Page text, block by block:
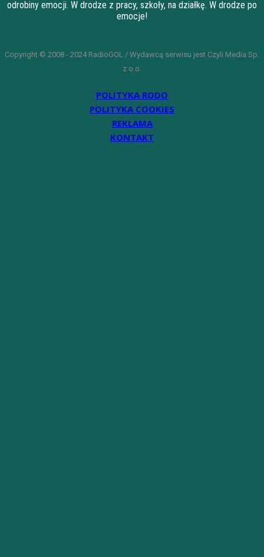
odrobiny emocji. W drodze z pracy, szkoły, na działkę. W drodze po
emocje!
Copyright © 2008 - 2024 RadioGOL / Wydawcą serwisu jest Czyli Media Sp.
z o.o.
POLITYKA RODO
POLITYKA COOKIES
REKLAMA
KONTAKT